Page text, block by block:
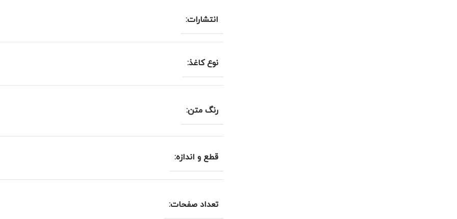
انتشارات:
نوع کاغذ:
رنگ متن:
قطع و اندازه:
تعداد صفحات: